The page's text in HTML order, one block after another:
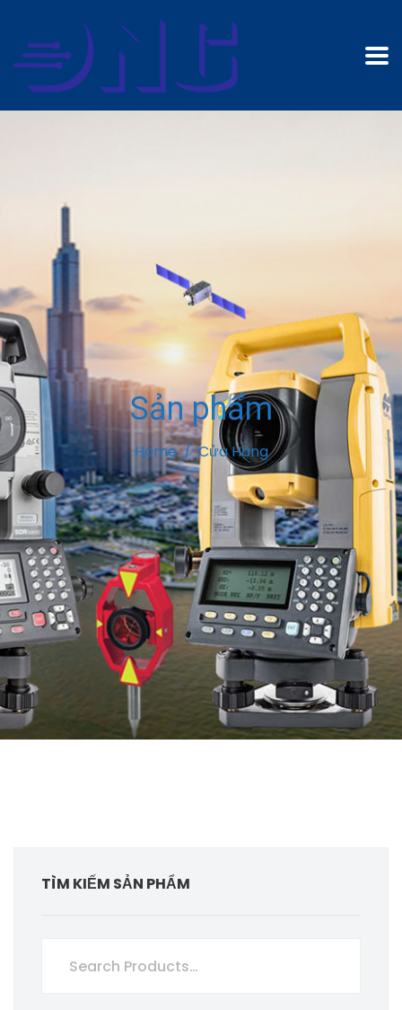
Sản phẩm
Home Cửa Hàng
TÌM KIẾM SẢN PHẨM